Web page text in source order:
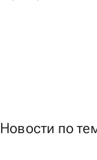
Новости по